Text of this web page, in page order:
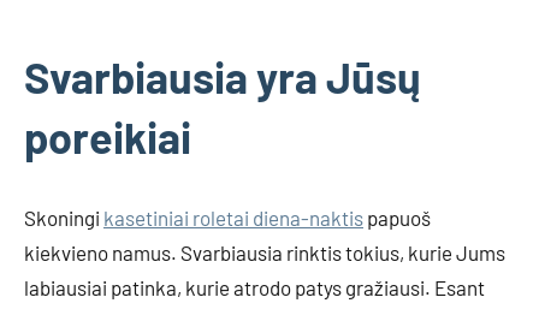
Svarbiausia yra Jūsų
poreikiai
Skoningi kasetiniai roletai diena-naktis papuoš
kiekvieno namus. Svarbiausia rinktis tokius, kurie Jums
labiausiai patinka, kurie atrodo patys gražiausi. Esant